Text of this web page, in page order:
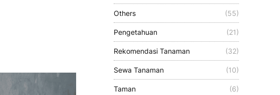
Others (55)
Pengetahuan (21)
Rekomendasi Tanaman (32)
Sewa Tanaman (10)
Taman (6)